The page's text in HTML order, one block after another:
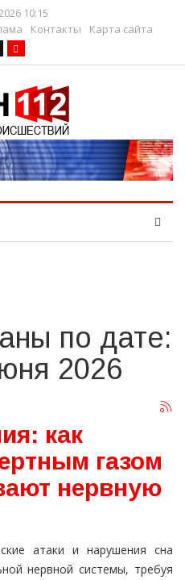
10:15
Контакты Карта сайта
по дате:
2026
как
газом
нервную
атаки и нарушения сна
нервной системы, требуя